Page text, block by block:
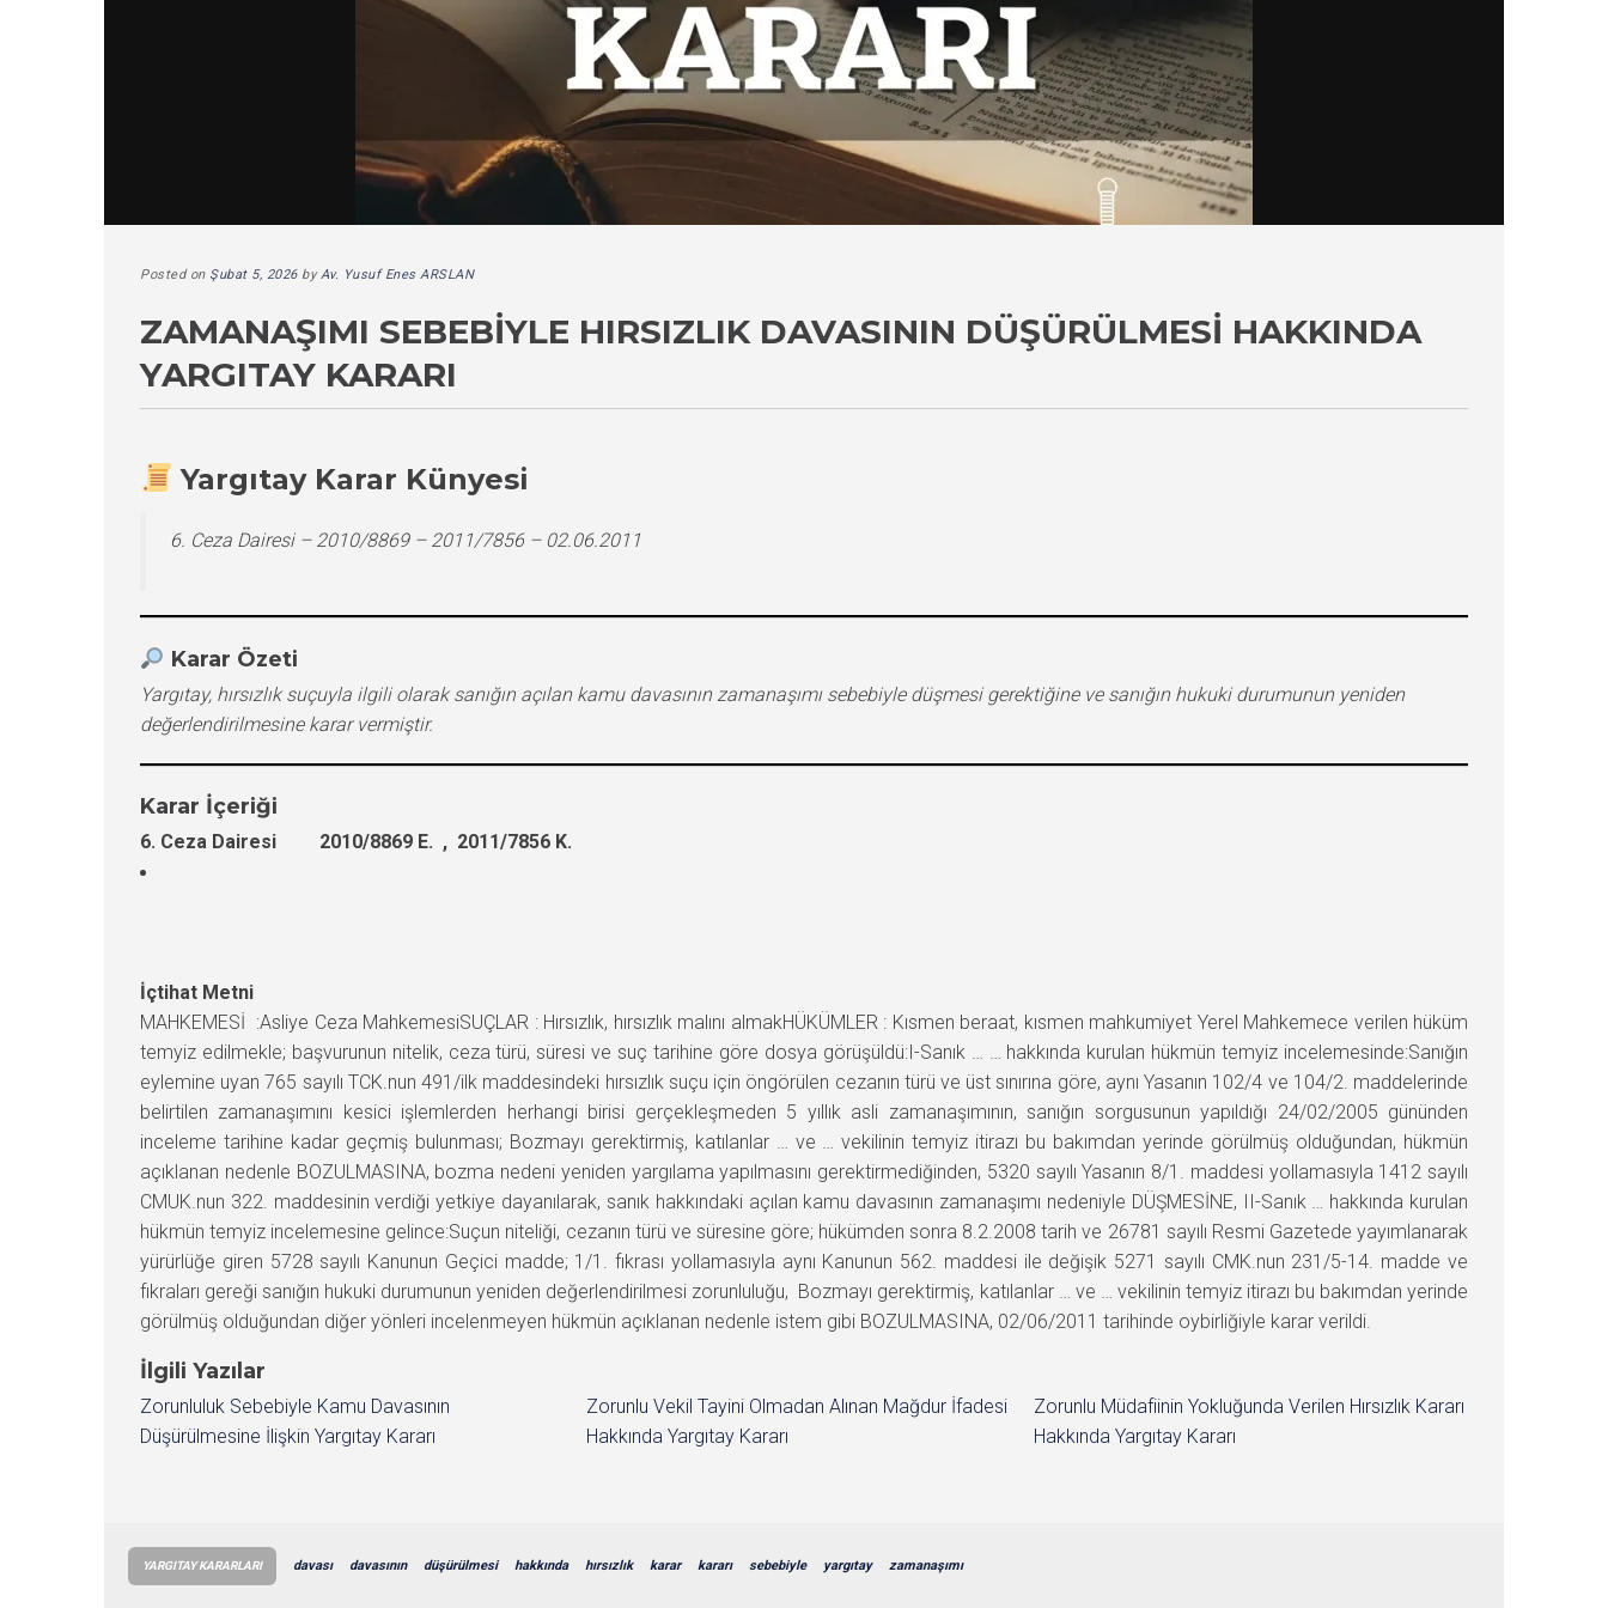
Posted on Şubat 5, 2026byAv. Yusuf Enes ARSLAN
ZAMANAŞIMI SEBEBIYLE HIRSIZLIK DAVASININ DÜŞÜRÜLMESI HAKKINDA
YARGITAY KARARI
Yargıtay Karar Künyesi
6. Ceza Dairesi – 2010/8869 – 2011/7856 – 02.06.2011
Karar Özeti
Yargıtay, hırsızlık suçuyla ilgili olarak sanığın açılan kamu davasının zamanaşımı sebebiyle düşmesi gerektiğine ve sanığın hukuki durumunun yeniden
değerlendirilmesine karar vermiştir.
Karar İçeriği
6. Ceza Dairesi 2010/8869 E. , 2011/7856 K.
İçtihat Metni
MAHKEMESİ :Asliye Ceza MahkemesiSUÇLAR : Hırsızlık, hırsızlık malını almakHÜKÜMLER : Kısmen beraat, kısmen mahkumiyet Yerel Mahkemece verilen hüküm
temyiz edilmekle; başvurunun nitelik, ceza türü, süresi ve suç tarihine göre dosya görüşüldü:I-Sanık … … hakkında kurulan hükmün temyiz incelemesinde:Sanığın
eylemine uyan 765 sayılı TCK.nun 491/ilk maddesindeki hırsızlık suçu için öngörülen cezanın türü ve üst sınırına göre, aynı Yasanın 102/4 ve 104/2. maddelerinde
belirtilen zamanaşımını kesici işlemlerden herhangi birisi gerçekleşmeden 5 yıllık asli zamanaşımının, sanığın sorgusunun yapıldığı 24/02/2005 gününden
inceleme tarihine kadar geçmiş bulunması; Bozmayı gerektirmiş, katılanlar … ve … vekilinin temyiz itirazı bu bakımdan yerinde görülmüş olduğundan, hükmün
açıklanan nedenle BOZULMASINA, bozma nedeni yeniden yargılama yapılmasını gerektirmediğinden, 5320 sayılı Yasanın 8/1. maddesi yollamasıyla 1412 sayılı
CMUK.nun 322. maddesinin verdiği yetkiye dayanılarak, sanık hakkındaki açılan kamu davasının zamanaşımı nedeniyle DÜŞMESİNE, II-Sanık … hakkında kurulan
hükmün temyiz incelemesine gelince:Suçun niteliği, cezanın türü ve süresine göre; hükümden sonra 8.2.2008 tarih ve 26781 sayılı Resmi Gazetede yayımlanarak
yürürlüğe giren 5728 sayılı Kanunun Geçici madde; 1/1. fıkrası yollamasıyla aynı Kanunun 562. maddesi ile değişik 5271 sayılı CMK.nun 231/5-14. madde ve
fıkraları gereği sanığın hukuki durumunun yeniden değerlendirilmesi zorunluluğu, Bozmayı gerektirmiş, katılanlar … ve … vekilinin temyiz itirazı bu bakımdan yerinde
görülmüş olduğundan diğer yönleri incelenmeyen hükmün açıklanan nedenle istem gibi BOZULMASINA, 02/06/2011 tarihinde oybirliğiyle karar verildi.
İlgili Yazılar
Zorunluluk Sebebiyle Kamu Davasının
Düşürülmesine İlişkin Yargıtay Kararı
Zorunlu Vekil Tayini Olmadan Alınan Mağdur İfadesi
Hakkında Yargıtay Kararı
Zorunlu Müdafiinin Yokluğunda Verilen Hırsızlık Kararı
Hakkında Yargıtay Kararı
YARGITAY KARARLARI davası davasının düşürülmesi hakkında hırsızlık karar kararı sebebiyle yargıtay zamanaşımı